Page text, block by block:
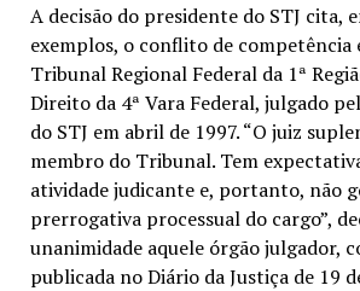
A decisão do presidente do STJ cita,
exemplos, o conflito de competência
Tribunal Regional Federal da 1ª
Direito da 4ª Vara Federal, julgado
do STJ em abril de 1997. “O juiz
membro do Tribunal. Tem
atividade judicante e, portanto, não
prerrogativa processual do cargo”,
unanimidade aquele órgão julgador,
publicada no Diário da Justiça de 19